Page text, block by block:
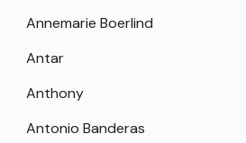
Annemarie Boerlind
Antar
Anthony
Antonio Banderas